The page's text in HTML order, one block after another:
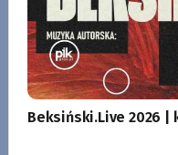
Beksiński.Live 2026 |